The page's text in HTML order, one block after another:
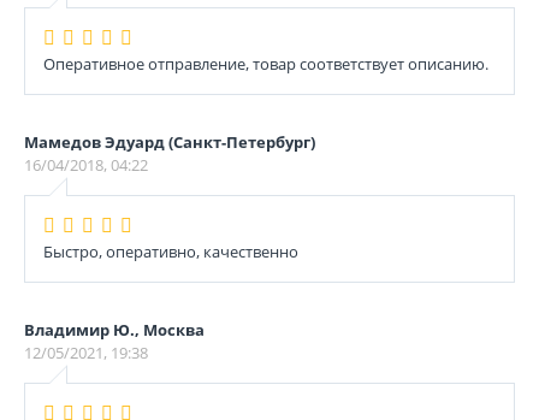
Оперативное отправление, товар соответствует описанию.
Мамедов Эдуард (Санкт-Петербург)
16/04/2018, 04:22
Быстро, оперативно, качественно
Владимир Ю., Москва
12/05/2021, 19:38